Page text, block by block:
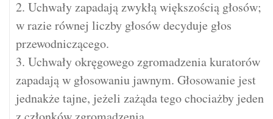
2. Uchwały zapadają zwykłą większością głosów;
w razie równej liczby głosów decyduje głos
przewodniczącego.
3. Uchwały okręgowego zgromadzenia kuratorów
zapadają w głosowaniu jawnym. Głosowanie jest
jednakże tajne, jeżeli zażąda tego chociażby jeden